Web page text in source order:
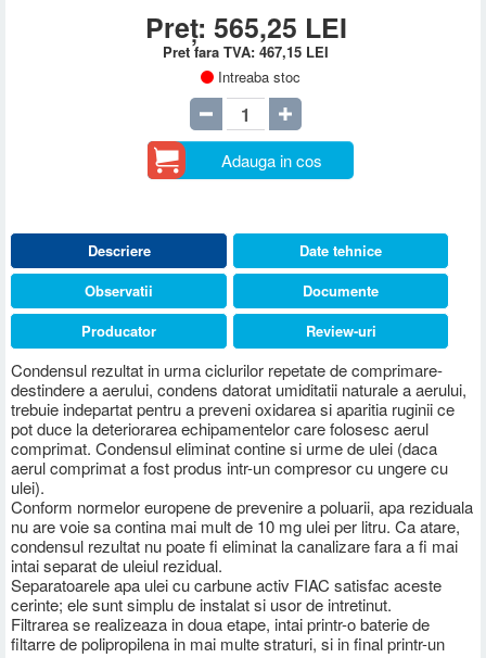
Preț: 565,25 LEI
Pret fara TVA:467,15 LEI
Intreaba stoc
Adauga in cos
Descriere
Condensul rezultat in urma ciclurilor repetate de comprimare-
destindere a aerului, condens datorat umiditatii naturale a aerului,
trebuie indepartat pentru a preveni oxidarea si aparitia ruginii ce
pot duce la deteriorarea echipamentelor care folosesc aerul
comprimat. Condensul eliminat contine si urme de ulei (daca
aerul comprimat a fost produs intr-un compresor cu ungere cu
ulei).
Conform normelor europene de prevenire a poluarii, apa reziduala
nu are voie sa contina mai mult de 10 mg ulei per litru. Ca atare,
condensul rezultat nu poate fi eliminat la canalizare fara a fi mai
intai separat de uleiul rezidual.
Separatoarele apa ulei cu carbune activ FIAC satisfac aceste
cerinte; ele sunt simplu de instalat si usor de intretinut.
Filtrarea se realizeaza in doua etape, intai printr-o baterie de
filtarre de polipropilena in mai multe straturi, si in final printr-un
Date tehnice
Observatii
Documente
Producator
Review-uri